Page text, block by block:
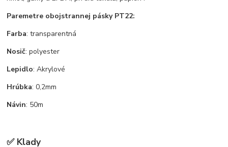
Paremetre obojstrannej pásky PT22:
Farba: transparentná
Nosič: polyester
Lepidlo: Akrylové
Hrúbka: 0,2mm
Návin: 50m
✅ Klady